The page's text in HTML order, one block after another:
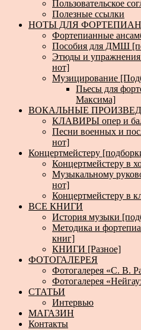
Пользовательское
Полезные ссылки
НОТЫ ДЛЯ
Фортепианные
Пособия для ДМШ
Этюды и упражнения
нот]
Музицирование
Пьесы для
Максима]
ВОКАЛЬНЫЕ
КЛАВИРЫ опер и
Песни военных и
нот]
Концертмейстеру
Концертмейстеру в
Музыкальному
нот]
Концертмейстеру в
ВСЕ КНИГИ
История музыки
Методика и
книг]
КНИГИ [Разное]
ФОТОГАЛЕРЕЯ
Фотогалерея «С. В.
Фотогалерея
СТАТЬИ
Интервью
МАГАЗИН
Контакты